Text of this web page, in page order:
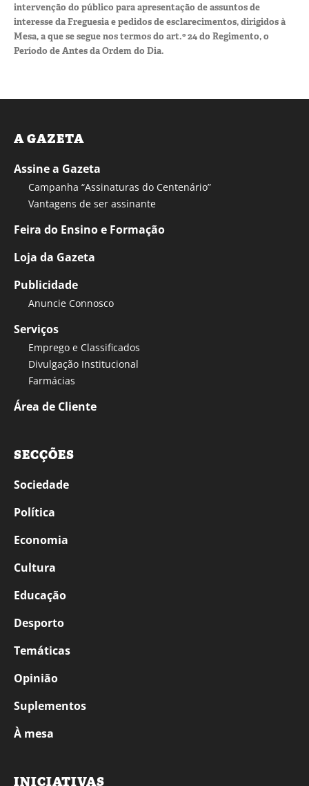
intervenção do público para apresentação de assuntos de
interesse da Freguesia e pedidos de esclarecimentos, dirigidos à
Mesa, a que se segue nos termos do art.º 24 do Regimento, o
Período de Antes da Ordem do Dia.
A GAZETA
Assine a Gazeta
Campanha “Assinaturas do Centenário”
Vantagens de ser assinante
Feira do Ensino e Formação
Loja da Gazeta
Publicidade
Anuncie Connosco
Serviços
Emprego e Classificados
Divulgação Institucional
Farmácias
Área de Cliente
SECÇÕES
Sociedade
Política
Economia
Cultura
Educação
Desporto
Temáticas
Opinião
Suplementos
À mesa
INICIATIVAS